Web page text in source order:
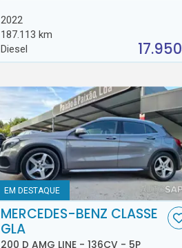
2022
187.113 km
Diesel
17.950
EM DESTAQUE
MERCEDES-BENZ CLASSE
GLA
200 D AMG LINE - 136CV - 5P